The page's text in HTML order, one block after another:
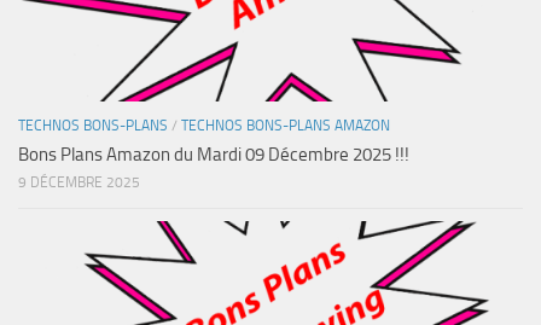
TECHNOS BONS-PLANS / TECHNOS BONS-PLANS AMAZON
Bons Plans Amazon du Mardi 09 Décembre 2025 !!!
9 DÉCEMBRE 2025